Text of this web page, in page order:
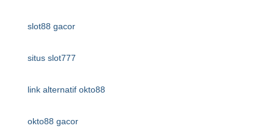
slot88 gacor
situs slot777
link alternatif okto88
okto88 gacor